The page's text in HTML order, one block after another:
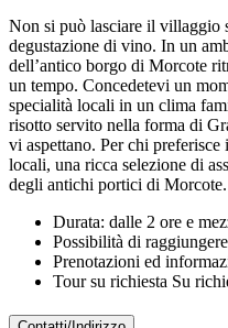
Non si può lasciare il villaggio
degustazione di vino. In un
dell’antico borgo di Morcote
un tempo. Concedetevi un
specialità locali in un clima
risotto servito nella forma di
vi aspettano. Per chi
locali, una ricca selezione di
degli antichi portici di Morcote.
Durata: dalle 2 ore e
Possibilità di
Prenotazioni ed
Tour su richiesta Su